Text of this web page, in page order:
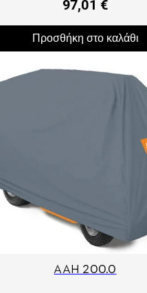
97,01 €
Προσθήκη στο καλάθι
AAH 200.0